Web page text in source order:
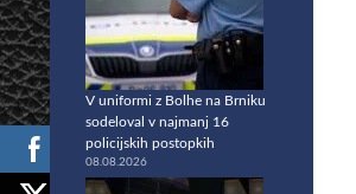
V uniformi z Bolhe na Brniku
sodeloval v najmanj 16
policijskih postopkih
08.08.2026